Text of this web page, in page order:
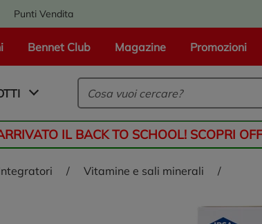
Punti Vendita
Bennet Club Magazine Promozioni
homepage
IL BACK TO SCHOOL! SCOPRI
integratori / vitamine e sali minerali /